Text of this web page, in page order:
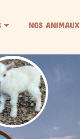
NOS ANIMAUX